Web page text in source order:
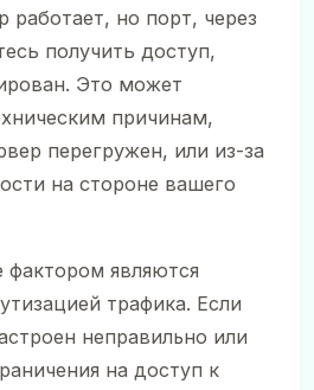
работает, но порт, через
получить доступ,
Это может
причинам,
перегружен, или из-за
на стороне вашего
являются
трафика. Если
неправильно или
на доступ к